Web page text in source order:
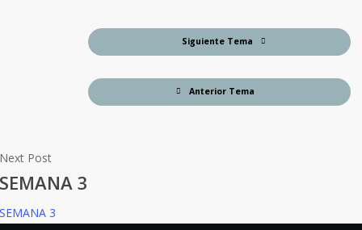
Anterior Tema
Siguiente Tema
Next Post
SEMANA 3
SEMANA 3